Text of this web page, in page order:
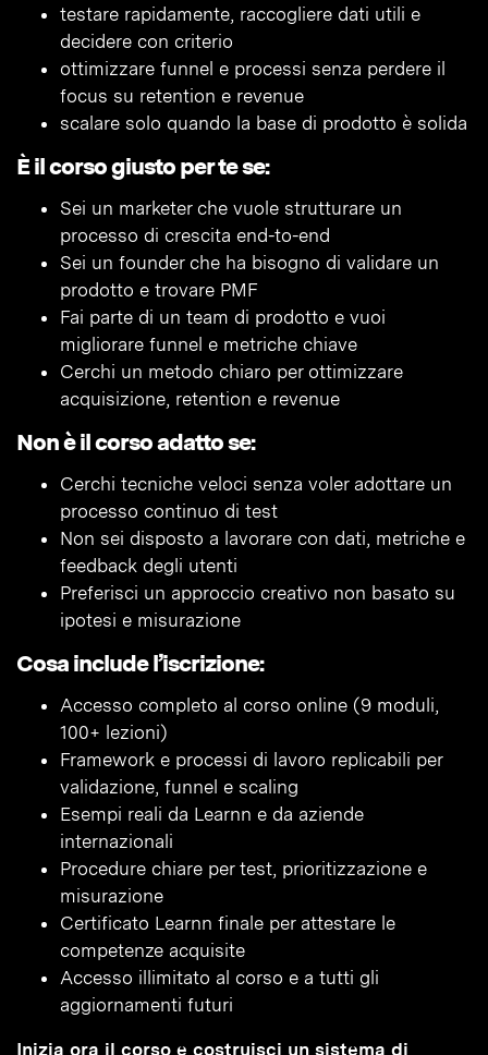
testare rapidamente, raccogliere dati utili e
decidere con criterio
ottimizzare funnel e processi senza perdere il
focus su retention e revenue
scalare solo quando la base di prodotto è solida
È il corso giusto per te se:
Sei un marketer che vuole strutturare un
processo di crescita end-to-end
Sei un founder che ha bisogno di validare un
prodotto e trovare PMF
Fai parte di un team di prodotto e vuoi
migliorare funnel e metriche chiave
Cerchi un metodo chiaro per ottimizzare
acquisizione, retention e revenue
Non è il corso adatto se:
Cerchi tecniche veloci senza voler adottare un
processo continuo di test
Non sei disposto a lavorare con dati, metriche e
feedback degli utenti
Preferisci un approccio creativo non basato su
ipotesi e misurazione
Cosa include l’iscrizione:
Accesso completo al corso online (9 moduli,
100+ lezioni)
Framework e processi di lavoro replicabili per
validazione, funnel e scaling
Esempi reali da Learnn e da aziende
internazionali
Procedure chiare per test, prioritizzazione e
misurazione
Certificato Learnn finale per attestare le
competenze acquisite
Accesso illimitato al corso e a tutti gli
aggiornamenti futuri
Inizia ora il corso e costruisci un sistema di